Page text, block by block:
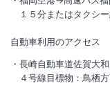
１５分またはタクシ
自動車利用のアクセス
長崎自動車道佐賀大
４号線目標物：鳥栖